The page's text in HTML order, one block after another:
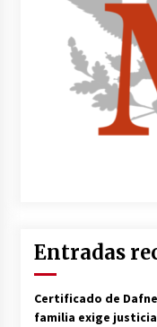
Entradas
Certificado de
familia exige justicia